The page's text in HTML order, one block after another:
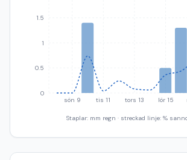
sön 9 tis 11 tors 13 lör 15
0
0.5
1
1.5
Staplar: mm regn · streckad linje: %